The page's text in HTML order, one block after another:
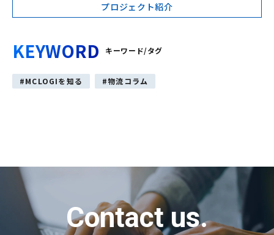
プロジェクト紹介
KEYWORD キーワード/タグ
MCLOGIを知る 物流コラム
Contact us.